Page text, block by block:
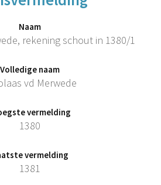
Naam
rekening schout in 1380/1
Volledige naam
vd Merwede
vermelding
1380
vermelding
1381